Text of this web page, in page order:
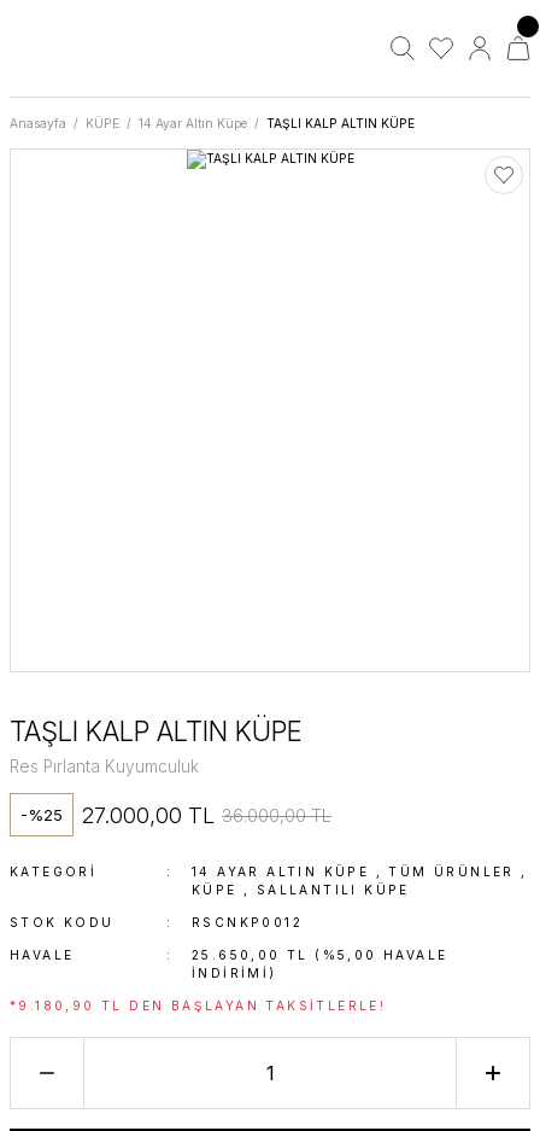
Anasayfa KÜPE 14 Ayar Altın Küpe TAŞLI KALP ALTIN KÜPE
TAŞLI KALP ALTIN KÜPE
Res Pırlanta Kuyumculuk
-%25 27.000,00 TL 36.000,00 TL
KATEGORI 14 AYAR ALTIN KÜPE ,TÜM ÜRÜNLER
KÜPE
SALLANTILI KÜPE
STOK KODU RSCNKP0012
HAVALE
25.650,00 TL (%5,00 HAVALE
INDIRIMI)
*9.180,90 TL DEN BAŞLAYAN TAKSITLERLE!